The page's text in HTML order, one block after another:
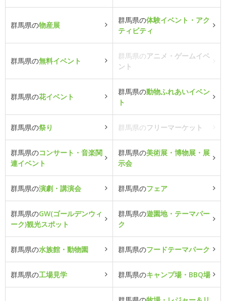
群馬県の物産展
群馬県の体験イベント・アク
ティビティ
群馬県の無料イベント
群馬県のアニメ・ゲームイベ
ント
群馬県の花イベント
群馬県の動物ふれあいイベン
ト
群馬県の祭り 群馬県のフリーマーケット
群馬県のコンサート・音楽関
連イベント
群馬県の美術展・博物展・展
示会
群馬県の演劇・講演会 群馬県のフェア
群馬県のGW(ゴールデンウィ
ーク)観光スポット
群馬県の遊園地・テーマパー
ク
群馬県の水族館・動物園 群馬県のフードテーマパーク
群馬県の工場見学 群馬県のキャンプ場・BBQ場